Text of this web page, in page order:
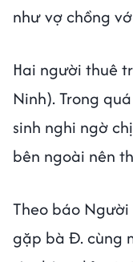
như vợ chồng
Hai người thuê
Ninh). Trong
sinh nghi ngờ
bên ngoài nên
Theo báo
gặp bà Đ. cùng